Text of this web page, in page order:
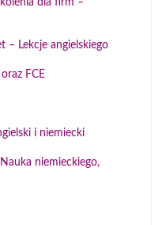
dla firm –
– Lekcje angielskiego
FCE
i niemiecki
niemieckiego,